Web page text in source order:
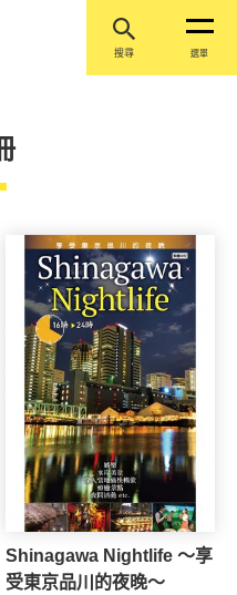
搜尋 選單
Shinagawa Nightlife ～享
受東京品川的夜晚～